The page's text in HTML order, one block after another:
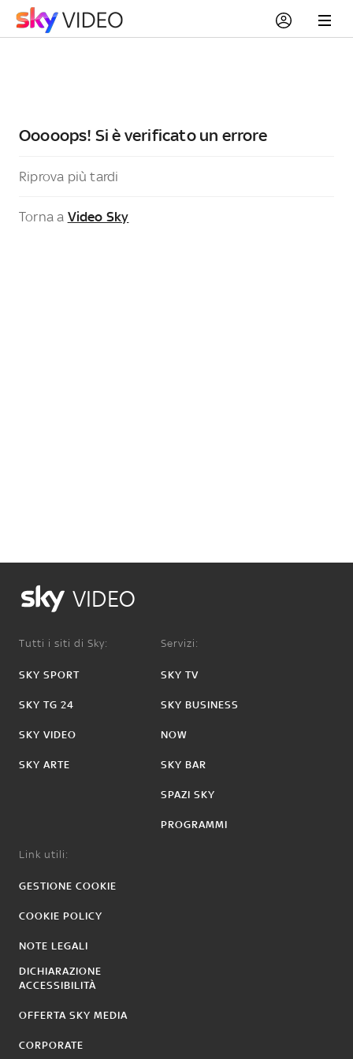
Ooooops! Si è verificato un errore
Riprova più tardi
Torna a Video Sky
VIDEO
Tutti i siti di Sky:
SKY SPORT
SKY TG 24
SKY VIDEO
SKY ARTE
Servizi:
SKY TV
SKY BUSINESS
NOW
SKY BAR
SPAZI SKY
PROGRAMMI
Link utili:
GESTIONE COOKIE
COOKIE POLICY
NOTE LEGALI
DICHIARAZIONE
ACCESSIBILITÀ
OFFERTA SKY MEDIA
CORPORATE